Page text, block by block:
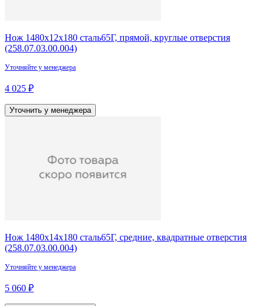
Нож 1480х12х180 сталь65Г, прямой, круглые отверстия
(258.07.03.00.004)
Уточняйте у менеджера
4 025 ₽
Уточнить у менеджера
Нож 1480х14х180 сталь65Г, средние, квадратные отверстия
(258.07.03.00.004)
Уточняйте у менеджера
5 060 ₽